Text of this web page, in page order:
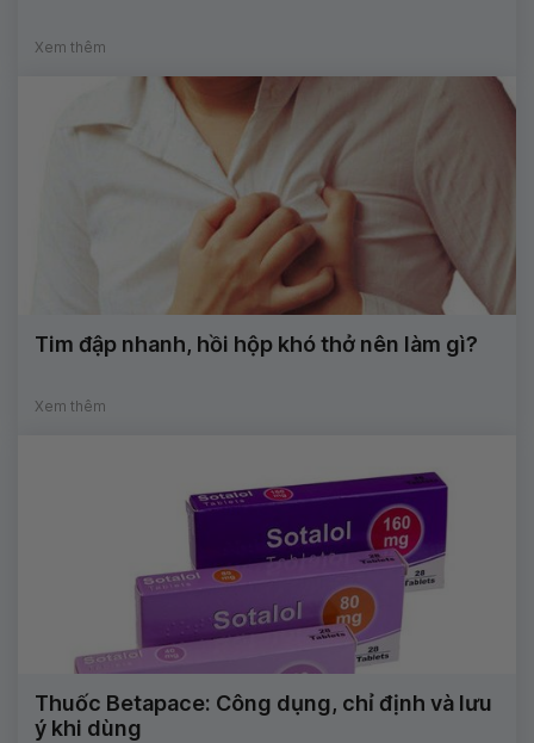
Xem thêm
Tim đập nhanh, hồi hộp khó thở nên làm gì?
Xem thêm
Thuốc Betapace: Công dụng, chỉ định và lưu
ý khi dùng